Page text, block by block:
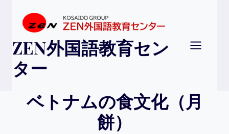
content
ZEN外国語教育セン
ター
ベトナムの食文化（月
餅）